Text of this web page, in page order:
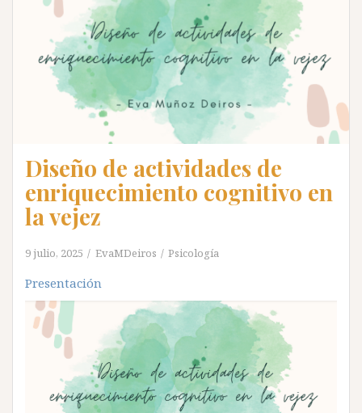
Diseño de actividades de
enriquecimiento cognitivo en
la vejez
9 julio, 2025 EvaMDeiros Psicología
Presentación